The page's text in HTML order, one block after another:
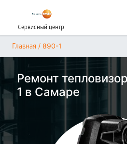
Сервисный центр
Главная / 890-1
Ремонт
1 в Самаре